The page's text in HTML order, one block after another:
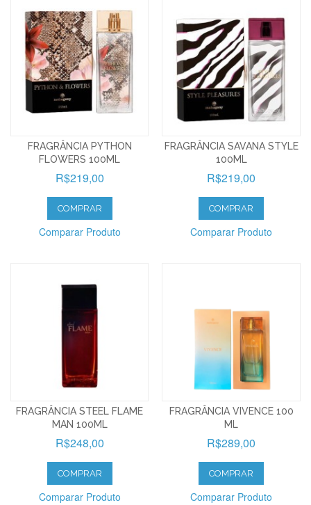
FRAGRÂNCIA PYTHON
FLOWERS 100ML
R$219,00
COMPRAR
Comparar Produto
FRAGRÂNCIA SAVANA STYLE
100ML
R$219,00
COMPRAR
Comparar Produto
FRAGRÂNCIA STEEL FLAME
MAN 100ML
R$248,00
COMPRAR
Comparar Produto
FRAGRÂNCIA VIVENCE 100
ML
R$289,00
COMPRAR
Comparar Produto